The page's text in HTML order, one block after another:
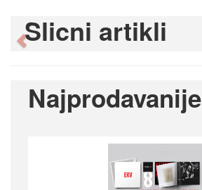
Slicni artikli
Previous
Najprodavanije